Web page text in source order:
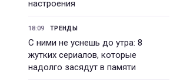
настроения
18:09 ТРЕНДЫ
С ними не уснешь до утра: 8
жутких сериалов, которые
надолго засядут в памяти